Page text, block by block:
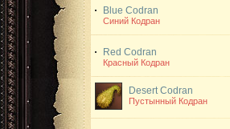
Blue Codran
Синий Кодран
Red Codran
Красный Кодран
Desert Codran
Пустынный Кодран